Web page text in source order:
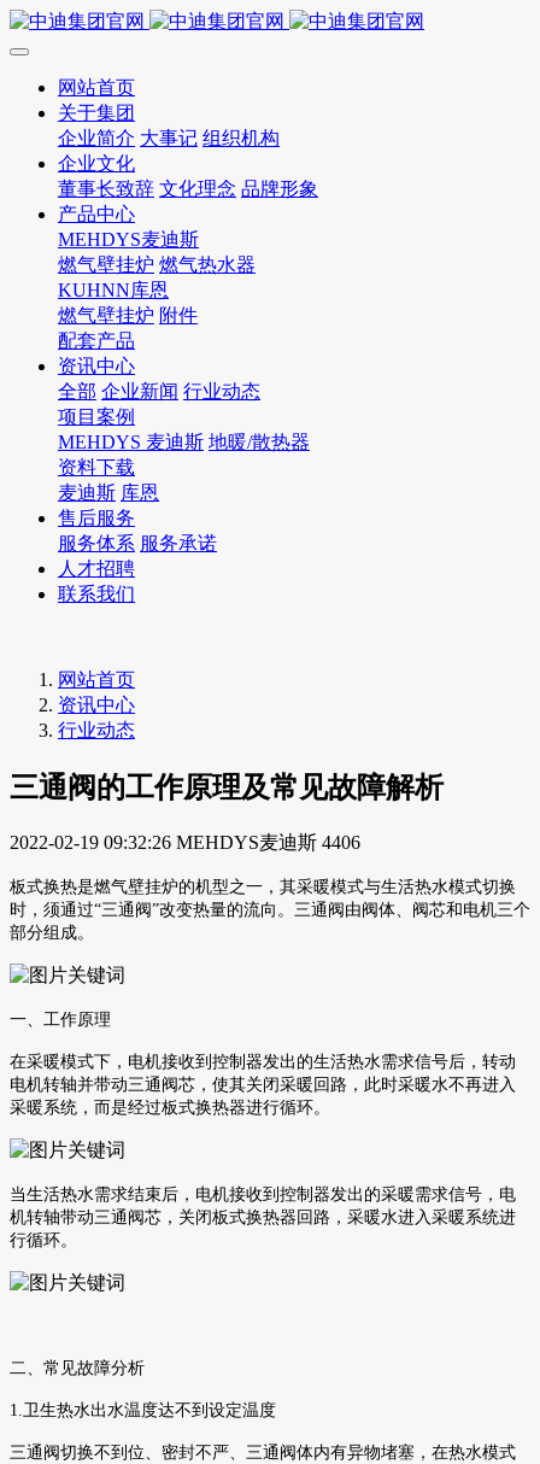
网站首页
关于集团
企业简介 大事记 组织机构
企业文化
董事长致辞 文化理念 品牌形象
产品中心
MEHDYS麦迪斯
燃气壁挂炉 燃气热水器
KUHNN库恩
燃气壁挂炉 附件
配套产品
资讯中心
全部 企业新闻 行业动态
项目案例
MEHDYS 麦迪斯 地暖/散热器
资料下载
麦迪斯 库恩
售后服务
服务体系 服务承诺
人才招聘
联系我们
网站首页
资讯中心
行业动态
三通阀的工作原理及常见故障解析
2022-02-19 09:32:26 MEHDYS麦迪斯 4406
板式换热是燃气壁挂炉的机型之一，其采暖模式与生活热水模式切换
时，须通过“三通阀”改变热量的流向。三通阀由阀体、阀芯和电机三个
部分组成。
一、工作原理
在采暖模式下，电机接收到控制器发出的生活热水需求信号后，转动
电机转轴并带动三通阀芯，使其关闭采暖回路，此时采暖水不再进入
采暖系统，而是经过板式换热器进行循环。
当生活热水需求结束后，电机接收到控制器发出的采暖需求信号，电
机转轴带动三通阀芯，关闭板式换热器回路，采暖水进入采暖系统进
行循环。
二、常见故障分析
1.卫生热水出水温度达不到设定温度
三通阀切换不到位、密封不严、三通阀体内有异物堵塞，在热水模式